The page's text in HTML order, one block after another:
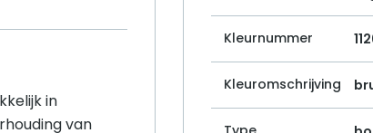
in
van
Kleurnummer
Kleuromschrijving